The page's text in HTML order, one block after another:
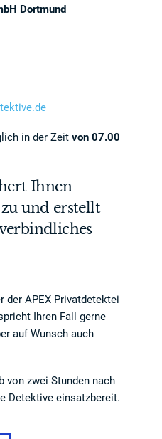
Dortmund
in der Zeitvon 07.00
Ihnen
und erstellt
der APEX Privatdetektei
Ihren Fall gerne
auf Wunsch auch
von zwei Stunden nach
Detektive einsatzbereit.